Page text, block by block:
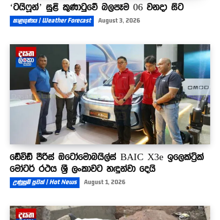
‘ටයිෆූන්’ සුළි කුණාටුවේ බලපෑම 06 වනදා සිට
කාළගුණය | Weather Forecast August 3, 2026
ඩේවිඩ් පීරිස් ඔටෝමොබයිල්ස් BAIC X3e ඉලෙක්ට්‍රික්
මෝටර් රථය ශ්‍රී ලංකාවට හඳුන්වා දෙයි
උණුසුම් පුවත් | Hot News August 1, 2026